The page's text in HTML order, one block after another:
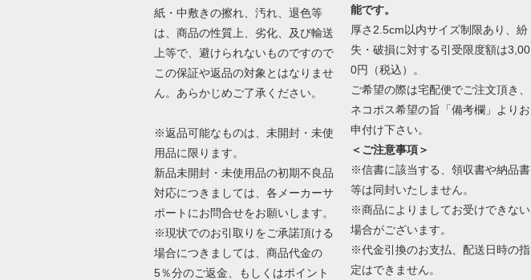
紙・中敷きの擦れ、汚れ、退色等
は、商品の性質上、劣化、及び輸送
上等で、避けられないものですので
この保証や返品の対象とはなりませ
ん。あらかじめご了承ください。
※返品可能なものは、未開封・未使
用品に限ります。
新品未開封・未使用品の初期不良品
対応につきましては、各メーカーサ
ポートにお問合せをお願いします。
※現状でのお引取りをご承諾頂ける
場合につきましては、商品代金の
5％分のご返金、もしくはポイント
能です。
厚さ2.5cm以内サイズ制限あり、紛
失・破損に対する引受限度額は3,00
0円（税込）。
ご希望の際は宅配便でご注文頂き、
ネコポス希望の旨「備考欄」よりお
申付け下さい。
＜ご注意事項＞
※信書に該当する、領収書や納品書
等は同封いたしません。
※商品によりましてお受けできない
場合がございます。
※代金引換のお支払、配送日時の指
定はできません。